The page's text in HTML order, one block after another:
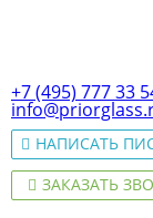
+7 (495) 777 33
НАПИСАТЬ
ЗАКАЗАТЬ